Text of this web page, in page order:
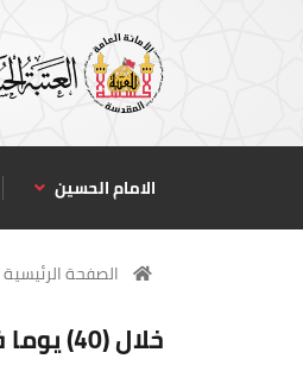
الامام الحسين
الصفحة الرئيسية
خلال